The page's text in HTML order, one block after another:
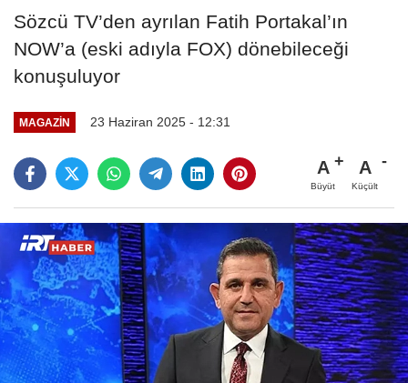
Sözcü TV’den ayrılan Fatih Portakal’ın
NOW’a (eski adıyla FOX) dönebileceği
konuşuluyor
MAGAZIN 23 Haziran 2025 - 12:31
A
Büyüt
A
Küçült